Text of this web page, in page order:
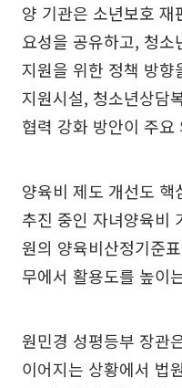
양 기관은 소년보호 재
요성을 공유하고, 청소
지원을 위한 정책 방향
지원시설, 청소년상담
협력 강화 방안이 주
양육비 제도 개선도
추진 중인 자녀양육비
원의 양육비산정기준
무에서 활용도를 높이
원민경 성평등부 장관
이어지는 상황에서 법